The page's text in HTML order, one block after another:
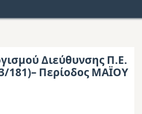
Διεύθυνσης Π.Ε.
181)– Περίοδος ΜΑΪΟΥ